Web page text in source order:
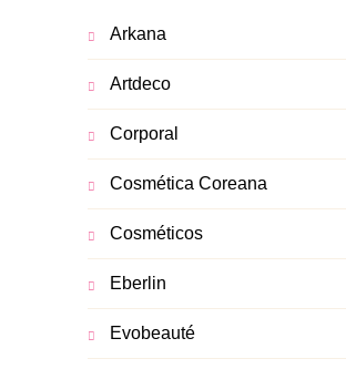
Arkana
Artdeco
Corporal
Cosmética Coreana
Cosméticos
Eberlin
Evobeauté